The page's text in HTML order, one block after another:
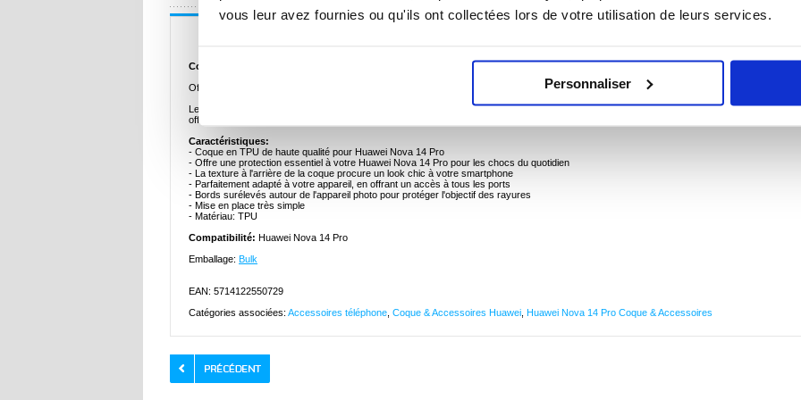
vous leur avez fournies ou qu'ils ont collectées lors de votre utilisation de leurs services.
Personnaliser
Coque en TPU Slim-Fit Premium pour Huawei Nova 14 Pro
Offrez une protection élégante à votre Huawei Nova 14 Pro avec cette coque en TPU fine.
Le matériau flexible absorbe les chocs, ce qui protège votre Huawei Nova 14 Pro des chutes et des rayures. La texture à l'arrière de la coque
offre un look élégant à votre smartphone.
Caractéristiques:
- Coque en TPU de haute qualité pour Huawei Nova 14 Pro
- Offre une protection essentiel à votre Huawei Nova 14 Pro pour les chocs du quotidien
- La texture à l'arrière de la coque procure un look chic à votre smartphone
- Parfaitement adapté à votre appareil, en offrant un accès à tous les ports
- Bords surélevés autour de l'appareil photo pour protéger l'objectif des rayures
- Mise en place très simple
- Matériau: TPU
Compatibilité: Huawei Nova 14 Pro
Emballage: Bulk
EAN: 5714122550729
Catégories associées: Accessoires téléphone Coque & Accessoires Huawei Huawei Nova 14 Pro Coque & Accessoires